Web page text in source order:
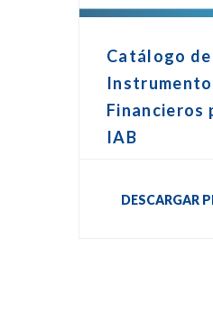
Catálogo de
Financieros
IAB
DESCARGAR